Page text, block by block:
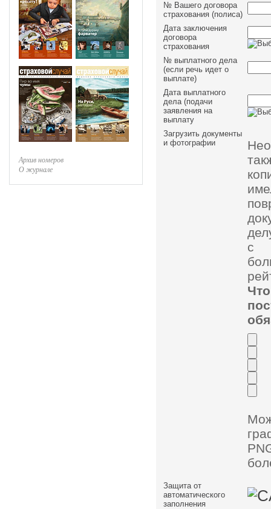
Архив номеров
О журнале
№ Вашего договора
страхования (полиса)
Дата заключения
договора
страхования
№ выплатного дела
(если речь идет о
выплате)
Дата выплатного
дела (подачи
заявления на
выплату
Загрузить документы
и фотографии
с
Защита от
автоматического
заполнения